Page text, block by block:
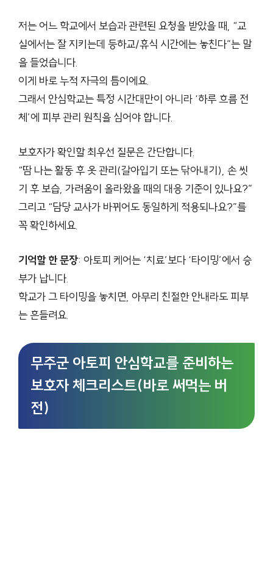
저는 어느 학교에서 보습과 관련된 요청을 받았을 때, “교
실에서는 잘 지키는데 등하교/휴식 시간에는 놓친다”는 말
을 들었습니다.
이게 바로 누적 자극의 틈이에요.
그래서 안심학교는 특정 시간대만이 아니라 ‘하루 흐름 전
체’에 피부 관리 원칙을 심어야 합니다.
보호자가 확인할 최우선 질문은 간단합니다.
“땀 나는 활동 후 옷 관리(갈아입기 또는 닦아내기), 손 씻
기 후 보습, 가려움이 올라왔을 때의 대응 기준이 있나요?”
그리고 “담당 교사가 바뀌어도 동일하게 적용되나요?”를
꼭 확인하세요.
기억할 한 문장: 아토피 케어는 ‘치료’보다 ‘타이밍’에서 승
부가 납니다.
학교가 그 타이밍을 놓치면, 아무리 친절한 안내라도 피부
는 흔들려요.
무주군 아토피 안심학교를 준비하는
보호자 체크리스트(바로 써먹는 버
전)